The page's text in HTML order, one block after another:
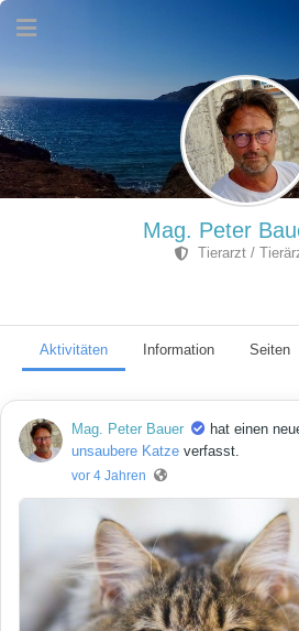
Mag. Peter
Tierarzt /
Aktivitäten Information Seiten
Mag. Peter Bauer hat einen
unsaubere Katze verfasst.
vor 4 Jahren